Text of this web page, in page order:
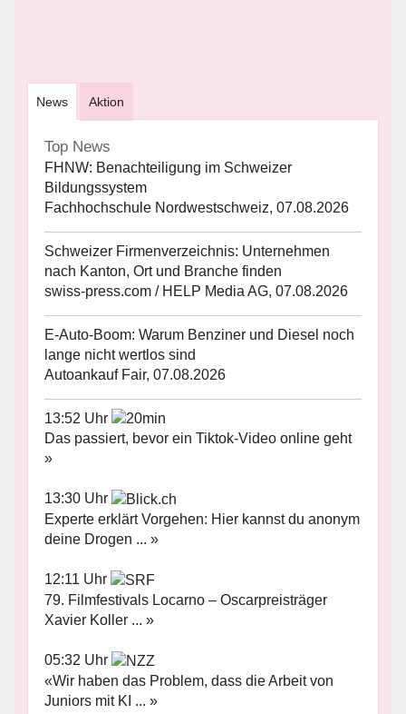
News Aktion
Top News
FHNW: Benachteiligung im Schweizer
Bildungssystem
Fachhochschule Nordwestschweiz, 07.08.2026
Schweizer Firmenverzeichnis: Unternehmen
nach Kanton, Ort und Branche finden
swiss-press.com / HELP Media AG, 07.08.2026
E-Auto-Boom: Warum Benziner und Diesel noch
lange nicht wertlos sind
Autoankauf Fair, 07.08.2026
13:52 Uhr
Das passiert, bevor ein Tiktok-Video online geht
»
13:30 Uhr
Experte erklärt Vorgehen: Hier kannst du anonym
deine Drogen ... »
12:11 Uhr
79. Filmfestivals Locarno – Oscarpreisträger
Xavier Koller ... »
05:32 Uhr
«Wir haben das Problem, dass die Arbeit von
Juniors mit KI ... »